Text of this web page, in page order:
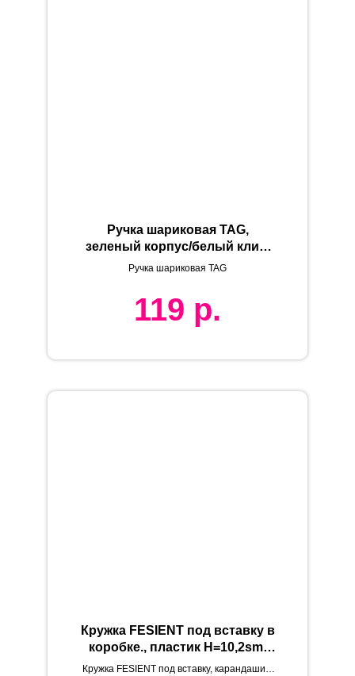
Ручка шариковая TAG,
зеленый корпус/белый клип,
пластик
Ручка шариковая TAG
119 р.
Кружка FESIENT под вставку в
коробке., пластик Н=10,2sm,
D=8,6sm, 320 мл
Кружка FESIENT под вставку, карандаши в